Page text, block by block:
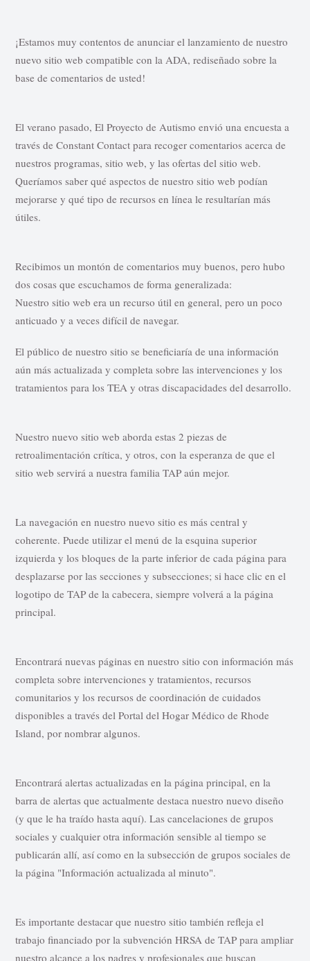
¡Estamos muy contentos de anunciar el lanzamiento de nuestro
nuevo sitio web compatible con la ADA, rediseñado sobre la
base de comentarios de usted!
El verano pasado, El Proyecto de Autismo envió una encuesta a
través de Constant Contact para recoger comentarios acerca de
nuestros programas, sitio web, y las ofertas del sitio web.
Queríamos saber qué aspectos de nuestro sitio web podían
mejorarse y qué tipo de recursos en línea le resultarían más
útiles.
Recibimos un montón de comentarios muy buenos, pero hubo
dos cosas que escuchamos de forma generalizada:
Nuestro sitio web era un recurso útil en general, pero un poco
anticuado y a veces difícil de navegar.
El público de nuestro sitio se beneficiaría de una información
aún más actualizada y completa sobre las intervenciones y los
tratamientos para los TEA y otras discapacidades del desarrollo.
Nuestro nuevo sitio web aborda estas 2 piezas de
retroalimentación crítica, y otros, con la esperanza de que el
sitio web servirá a nuestra familia TAP aún mejor.
La navegación en nuestro nuevo sitio es más central y
coherente. Puede utilizar el menú de la esquina superior
izquierda y los bloques de la parte inferior de cada página para
desplazarse por las secciones y subsecciones; si hace clic en el
logotipo de TAP de la cabecera, siempre volverá a la página
principal.
Encontrará nuevas páginas en nuestro sitio con información más
completa sobre intervenciones y tratamientos, recursos
comunitarios y los recursos de coordinación de cuidados
disponibles a través del Portal del Hogar Médico de Rhode
Island, por nombrar algunos.
Encontrará alertas actualizadas en la página principal, en la
barra de alertas que actualmente destaca nuestro nuevo diseño
(y que le ha traído hasta aquí). Las cancelaciones de grupos
sociales y cualquier otra información sensible al tiempo se
publicarán allí, así como en la subsección de grupos sociales de
la página "Información actualizada al minuto".
Es importante destacar que nuestro sitio también refleja el
trabajo financiado por la subvención HRSA de TAP para ampliar
nuestro alcance a los padres y profesionales que buscan